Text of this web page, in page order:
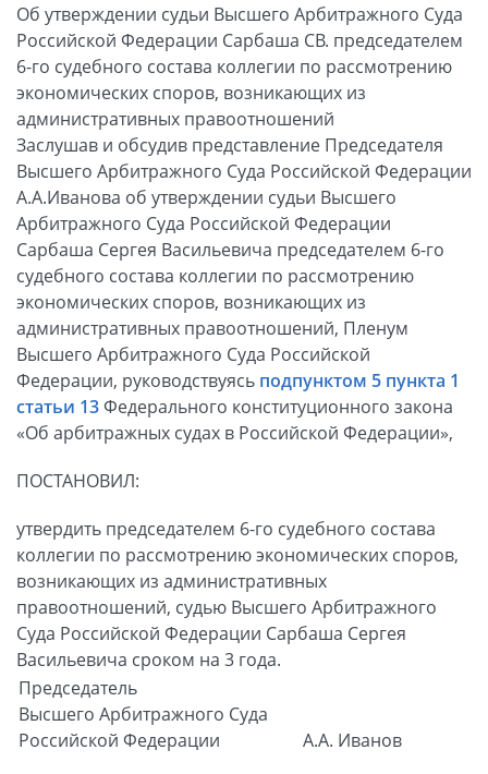
Об утверждении судьи Высшего Арбитражного Суда
Российской Федерации Сарбаша СВ. председателем
6-го судебного состава коллегии по рассмотрению
экономических споров, возникающих из
административных правоотношений
Заслушав и обсудив представление Председателя
Высшего Арбитражного Суда Российской Федерации
А.А.Иванова об утверждении судьи Высшего
Арбитражного Суда Российской Федерации
Сарбаша Сергея Васильевича председателем 6-го
судебного состава коллегии по рассмотрению
экономических споров, возникающих из
административных правоотношений, Пленум
Высшего Арбитражного Суда Российской
Федерации, руководствуясь подпунктом 5 пункта 1
статьи 13Федерального конституционного закона
«Об арбитражных судах в Российской Федерации»,
ПОСТАНОВИЛ:
утвердить председателем 6-го судебного состава
коллегии по рассмотрению экономических споров,
возникающих из административных
правоотношений, судью Высшего Арбитражного
Суда Российской Федерации Сарбаша Сергея
Васильевича сроком на 3 года.
Председатель
Высшего Арбитражного Суда
Российской Федерации
А.А. Иванов